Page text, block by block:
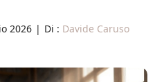
2026 | Di : Davide Caruso